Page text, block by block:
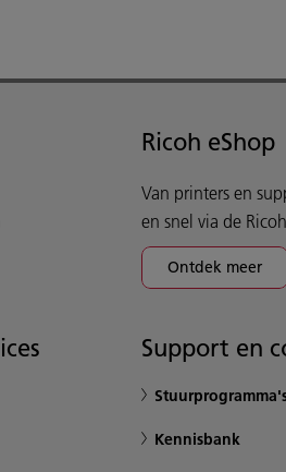
Ricoh eShop
Van printers en
en snel via de
Ontdek meer
Support en
Kennisbank